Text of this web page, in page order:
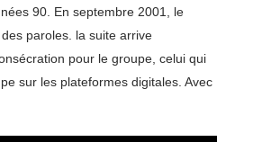
90. En septembre 2001, le
paroles. la suite arrive
pour le groupe, celui qui
sur les plateformes digitales. Avec